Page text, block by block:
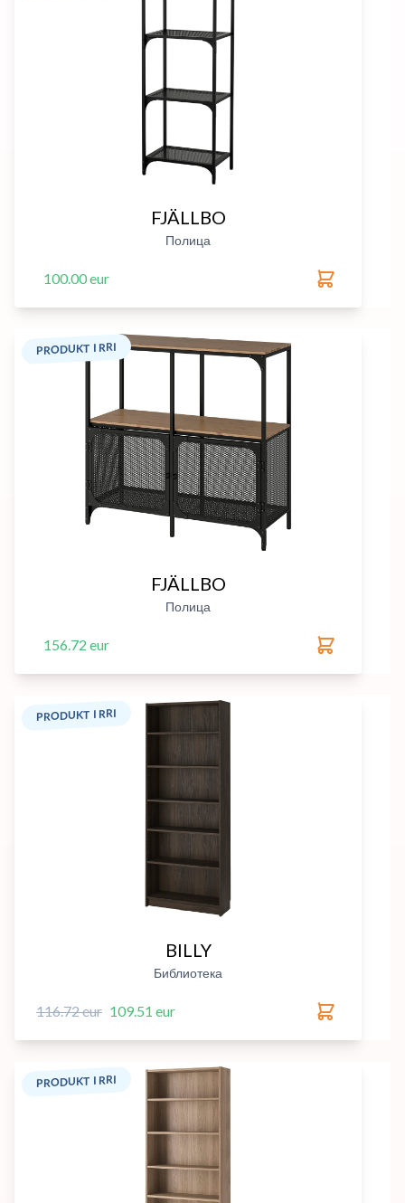
FJÄLLBO
Полица
100.00 eur
PRODUKT I RRI
FJÄLLBO
Полица
156.72 eur
PRODUKT I RRI
BILLY
Библиотека
116.72 eur 109.51 eur
PRODUKT I RRI